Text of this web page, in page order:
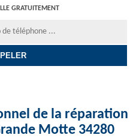
GRATUITEMENT
de la réparation
Motte 34280